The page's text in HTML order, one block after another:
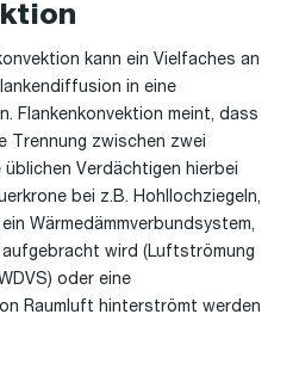
kann ein Vielfaches an
in eine
Flankenkonvektion meint, dass
Trennung zwischen zwei
Verdächtigen hierbei
bei z.B. Hohllochziegeln,
Wärmedämmverbundsystem,
wird (Luftströmung
oder eine
Raumluft hinterströmt werden